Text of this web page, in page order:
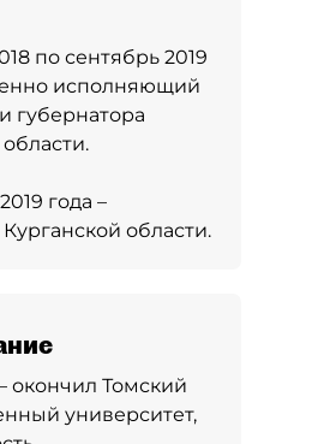
по сентябрь 2019
исполняющий
губернатора
года –
области.
окончил Томский
университет,